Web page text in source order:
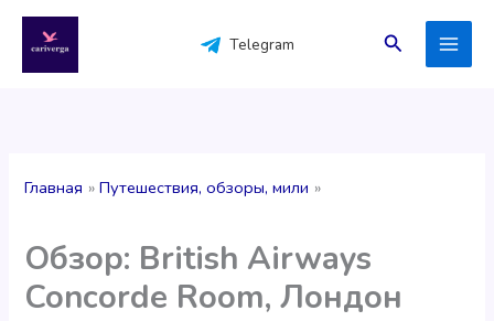
содержимому
Telegram Поиск
Главная Путешествия, обзоры, мили
Обзор: British Airways
Concorde Room, Лондон